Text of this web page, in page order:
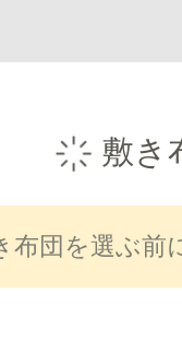
敷き
布団を選ぶ前